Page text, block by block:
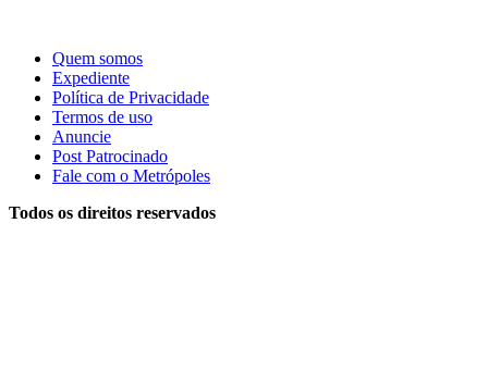
Quem somos
Expediente
Política de Privacidade
Termos de uso
Anuncie
Post Patrocinado
Fale com o Metrópoles
Todos os direitos reservados